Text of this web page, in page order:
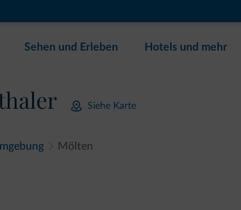
Sehen und Erleben Hotels und mehr
Siehe Karte
Mölten